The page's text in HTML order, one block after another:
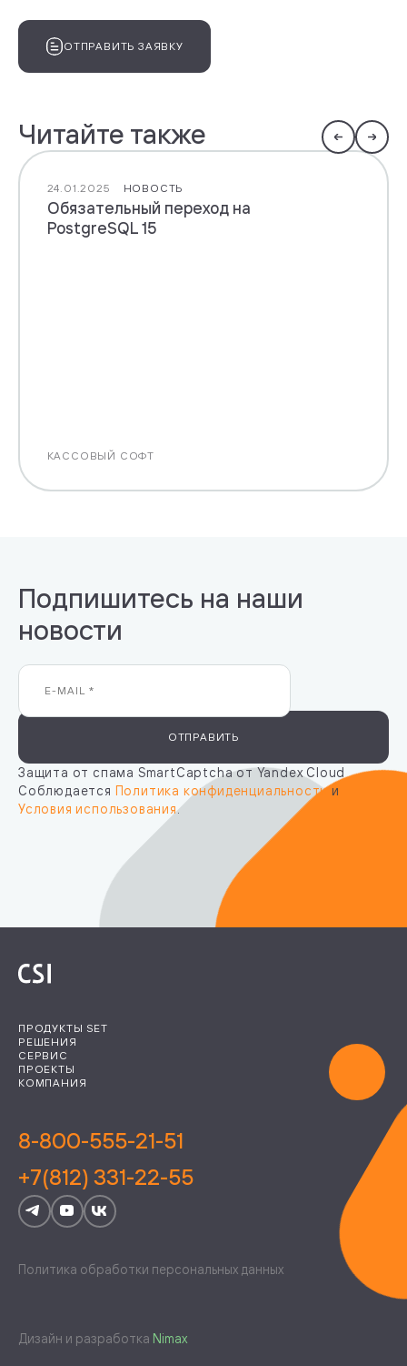
ОТПРАВИТЬ ЗАЯВКУ
Читайте также
24.01.2025 НОВОСТЬ
Обязательный переход на
PostgreSQL 15
КАССОВЫЙ СОФТ
Подпишитесь на наши
новости
ОТПРАВИТЬ
Защита от спама SmartCaptcha от Yandex Cloud
Соблюдается Политика конфиденциальностии
Условия использования.
ПРОДУКТЫ SET
РЕШЕНИЯ
СЕРВИС
ПРОЕКТЫ
КОМПАНИЯ
8-800-555-21-51
+7(812) 331-22-55
Политика обработки персональных данных
Дизайн и разработка Nimax